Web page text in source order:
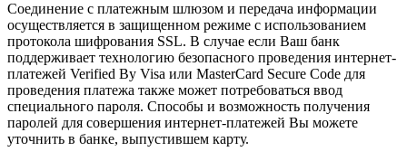
Соединение с платежным шлюзом и передача информации
осуществляется в защищенном режиме с использованием
протокола шифрования SSL. В случае если Ваш банк
поддерживает технологию безопасного проведения интернет-
платежей Verified By Visa или MasterCard Secure Code для
проведения платежа также может потребоваться ввод
специального пароля. Способы и возможность получения
паролей для совершения интернет-платежей Вы можете
уточнить в банке, выпустившем карту.